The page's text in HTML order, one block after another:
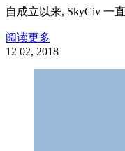
自成立以来, SkyCiv 一
阅读更多
12 02, 2018